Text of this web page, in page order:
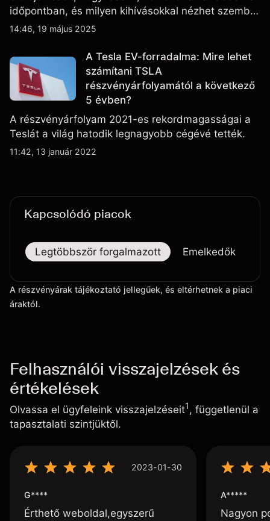
időpontban, és milyen kihívásokkal nézhet szembe
a vállalat.
14:46, 19 május 2025
A Tesla EV-forradalma: Mire lehet
számítani TSLA
részvényárfolyamától a következő
5 évben?
A részvényárfolyam 2021-es rekordmagasságai a
Teslát a világ hatodik legnagyobb cégévé tették.
11:42, 13 január 2022
Kapcsolódó piacok
Legtöbbször forgalmazott Emelkedők
A részvényárak tájékoztató jellegűek, és eltérhetnek a piaci
áraktól.
Felhasználói visszajelzések és
értékelések
Olvassa el ügyfeleink visszajelzéseit1, függetlenül a
tapasztalati szintjüktől.
2023-01-30
G****
Érthető weboldal,egyszerű
A*****
Nagyon